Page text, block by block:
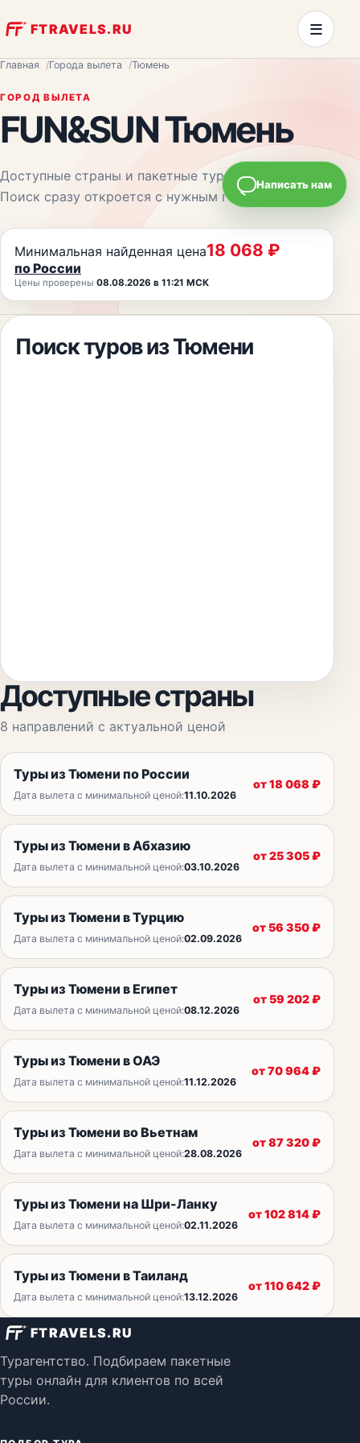
FTRAVELS.RU ≡
Главная Города вылета Тюмень
ГОРОД ВЫЛЕТА
FUN&SUNТюмень
Доступные страны и пакетные туры из
Поиск сразу откроется с нужным городом.
Минимальная найденная цена18 068 ₽
по России
Цены проверены 08.08.2026 в 11:21 МСК
Поиск туров изТюмени
Доступные страны
8 направлений с актуальной ценой
Туры из Тюмени по России
Дата вылета с минимальной ценой:11.10.2026
от18 068 ₽
Туры из Тюмени в Абхазию
Дата вылета с минимальной ценой:03.10.2026
от25 305₽
Туры из Тюмени в Турцию
Дата вылета с минимальной ценой:02.09.2026
от56 350₽
Туры из Тюмени в Египет
Дата вылета с минимальной ценой:08.12.2026
от59 202₽
Туры из Тюмени в ОАЭ
Дата вылета с минимальной ценой:11.12.2026
от70 964₽
Туры из Тюмени во Вьетнам
Дата вылета с минимальной ценой:28.08.2026
от87 320₽
Туры из Тюмени на Шри-Ланку
Дата вылета с минимальной ценой:02.11.2026
от102 814₽
Туры из Тюмени в Таиланд
Дата вылета с минимальной ценой:13.12.2026
от110 642₽
FTRAVELS.RU
Турагентство. Подбираем пакетные
туры онлайн для клиентов по всей
России.
Написать нам